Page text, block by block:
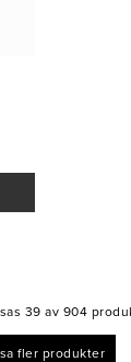
39 av 904
fler produkter